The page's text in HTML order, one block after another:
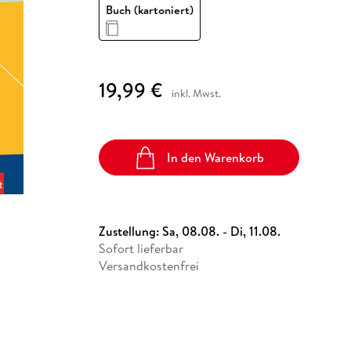
Fremdsprachige Bücher
Lernhilfen
Fremdsprachige Bücher
Hörbuch Downloads im Bundle
STABILO
Buch (kartoniert)
19,99 € inkl. Mwst.
In den Warenkorb
Zustellung:Sa, 08.08. - Di, 11.08.
Sofort lieferbar
Versandkostenfrei